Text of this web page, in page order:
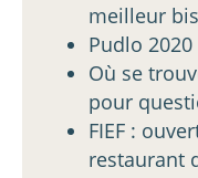
meilleur
Pudlo
Où se
pour
FIEF :
restaurant